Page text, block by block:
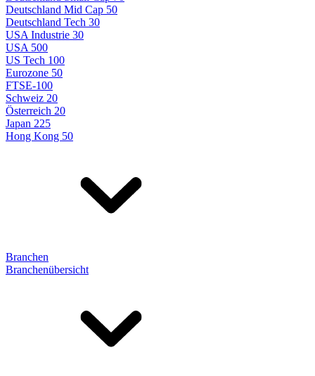
Deutschland Mid Cap 50
Deutschland Tech 30
USA Industrie 30
USA 500
US Tech 100
Eurozone 50
FTSE-100
Schweiz 20
Österreich 20
Japan 225
Hong Kong 50
Branchen
Branchenübersicht